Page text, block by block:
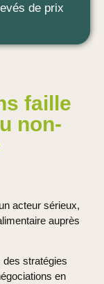
de prix
faille
non-
acteur sérieux,
auprès
des stratégies
en